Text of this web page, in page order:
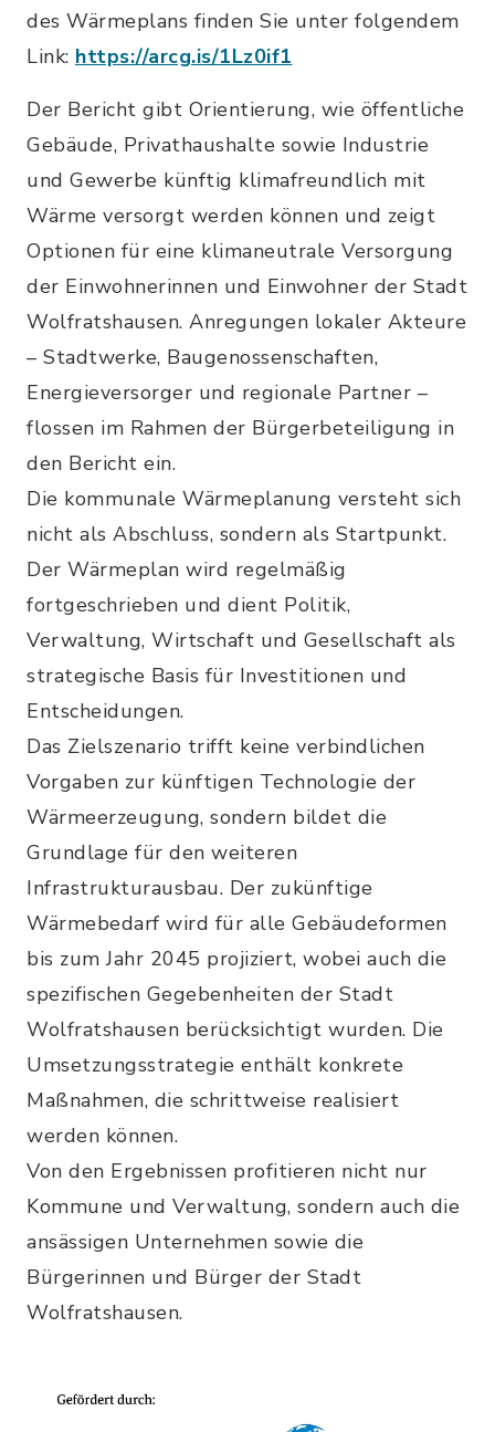
des Wärmeplans finden Sie unter folgendem
Link: https://arcg.is/1Lz0if1
Der Bericht gibt Orientierung, wie öffentliche
Gebäude, Privathaushalte sowie Industrie
und Gewerbe künftig klimafreundlich mit
Wärme versorgt werden können und zeigt
Optionen für eine klimaneutrale Versorgung
der Einwohnerinnen und Einwohner der Stadt
Wolfratshausen. Anregungen lokaler Akteure
– Stadtwerke, Baugenossenschaften,
Energieversorger und regionale Partner –
flossen im Rahmen der Bürgerbeteiligung in
den Bericht ein.
Die kommunale Wärmeplanung versteht sich
nicht als Abschluss, sondern als Startpunkt.
Der Wärmeplan wird regelmäßig
fortgeschrieben und dient Politik,
Verwaltung, Wirtschaft und Gesellschaft als
strategische Basis für Investitionen und
Entscheidungen.
Das Zielszenario trifft keine verbindlichen
Vorgaben zur künftigen Technologie der
Wärmeerzeugung, sondern bildet die
Grundlage für den weiteren
Infrastrukturausbau. Der zukünftige
Wärmebedarf wird für alle Gebäudeformen
bis zum Jahr 2045 projiziert, wobei auch die
spezifischen Gegebenheiten der Stadt
Wolfratshausen berücksichtigt wurden. Die
Umsetzungsstrategie enthält konkrete
Maßnahmen, die schrittweise realisiert
werden können.
Von den Ergebnissen profitieren nicht nur
Kommune und Verwaltung, sondern auch die
ansässigen Unternehmen sowie die
Bürgerinnen und Bürger der Stadt
Wolfratshausen.